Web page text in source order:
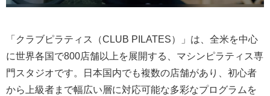
「クラブピラティス（CLUB PILATES）」は、全米を中心
に世界各国で800店舗以上を展開する、マシンピラティス専
門スタジオです。日本国内でも複数の店舗があり、初心者
から上級者まで幅広い層に対応可能な多彩なプログラムを